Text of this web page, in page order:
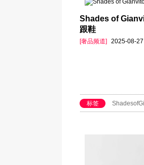
Shades of
跟鞋
[奢品频道] 2025-08-27
标签